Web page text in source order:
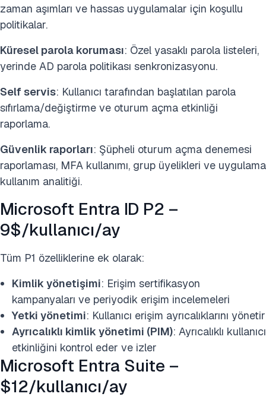
zaman aşımları ve hassas uygulamalar için koşullu
politikalar.
Küresel parola koruması: Özel yasaklı parola listeleri,
yerinde AD parola politikası senkronizasyonu.
Self servis: Kullanıcı tarafından başlatılan parola
sıfırlama/değiştirme ve oturum açma etkinliği
raporlama.
Güvenlik raporları: Şüpheli oturum açma denemesi
raporlaması, MFA kullanımı, grup üyelikleri ve uygulama
kullanım analitiği.
Microsoft Entra ID P2 –
9$/kullanıcı/ay
Tüm P1 özelliklerine ek olarak:
Kimlik yönetişimi: Erişim sertifikasyon
kampanyaları ve periyodik erişim incelemeleri
Yetki yönetimi: Kullanıcı erişim ayrıcalıklarını yönetir
Ayrıcalıklı kimlik yönetimi (PIM): Ayrıcalıklı kullanıcı
etkinliğini kontrol eder ve izler
Microsoft Entra Suite –
$12/kullanıcı/ay